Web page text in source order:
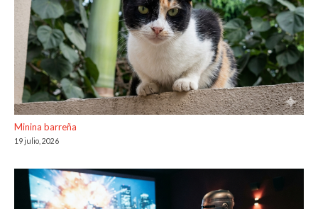
Minina barreña
19 julio, 2026